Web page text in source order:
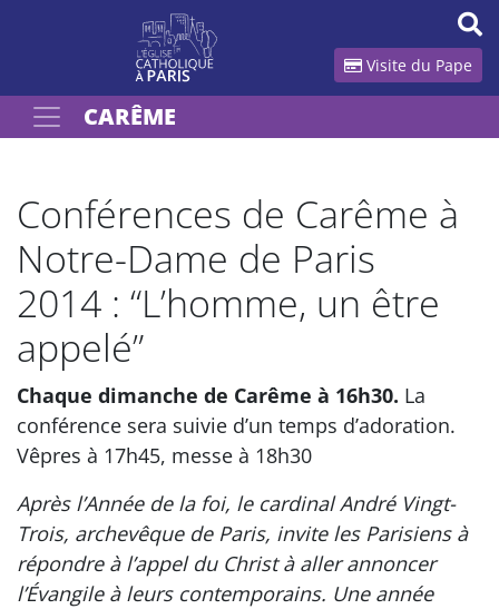
Visite du Pape
Votre recherche
CARÊME
Conférences de Carême à
Notre-Dame de Paris
2014 : “L’homme, un être
appelé”
Chaque dimanche de Carême à 16h30. La
conférence sera suivie d’un temps d’adoration.
Vêpres à 17h45, messe à 18h30
Après l’Année de la foi, le cardinal André Vingt-
Trois, archevêque de Paris, invite les Parisiens à
répondre à l’appel du Christ à aller annoncer
l’Évangile à leurs contemporains. Une année
Panneau de gestion des cookies